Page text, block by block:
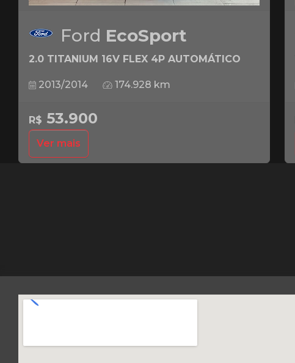
Ford EcoSport
2.0 TITANIUM 16V FLEX 4P AUTOMÁTICO
2013/2014 174.928 km
R$ 53.900
Ver mais